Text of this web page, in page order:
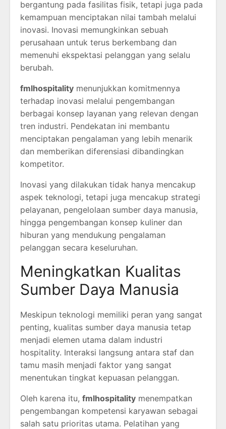
bergantung pada fasilitas fisik, tetapi juga pada
kemampuan menciptakan nilai tambah melalui
inovasi. Inovasi memungkinkan sebuah
perusahaan untuk terus berkembang dan
memenuhi ekspektasi pelanggan yang selalu
berubah.
fmlhospitality menunjukkan komitmennya
terhadap inovasi melalui pengembangan
berbagai konsep layanan yang relevan dengan
tren industri. Pendekatan ini membantu
menciptakan pengalaman yang lebih menarik
dan memberikan diferensiasi dibandingkan
kompetitor.
Inovasi yang dilakukan tidak hanya mencakup
aspek teknologi, tetapi juga mencakup strategi
pelayanan, pengelolaan sumber daya manusia,
hingga pengembangan konsep kuliner dan
hiburan yang mendukung pengalaman
pelanggan secara keseluruhan.
Meningkatkan Kualitas
Sumber Daya Manusia
Meskipun teknologi memiliki peran yang sangat
penting, kualitas sumber daya manusia tetap
menjadi elemen utama dalam industri
hospitality. Interaksi langsung antara staf dan
tamu masih menjadi faktor yang sangat
menentukan tingkat kepuasan pelanggan.
Oleh karena itu, fmlhospitality menempatkan
pengembangan kompetensi karyawan sebagai
salah satu prioritas utama. Pelatihan yang